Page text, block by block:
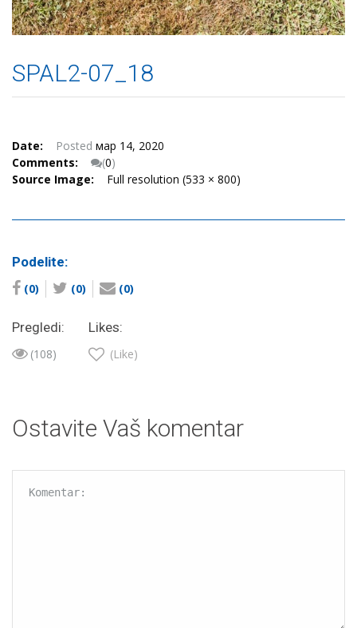
SPAL2-07_18
Date: Posted мар 14, 2020
Comments:
(0)
Source Image:
Full resolution (533 × 800)
Podelite:
(0) (0) (0)
Pregledi:
(108)
Likes:
(Like)
Ostavite Vaš komentar